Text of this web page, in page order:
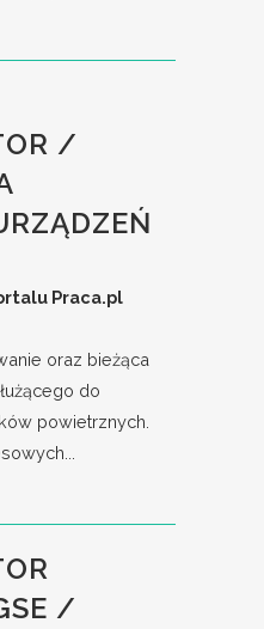
/
Praca.pl
oraz bieżąca
do
powietrznych.
/